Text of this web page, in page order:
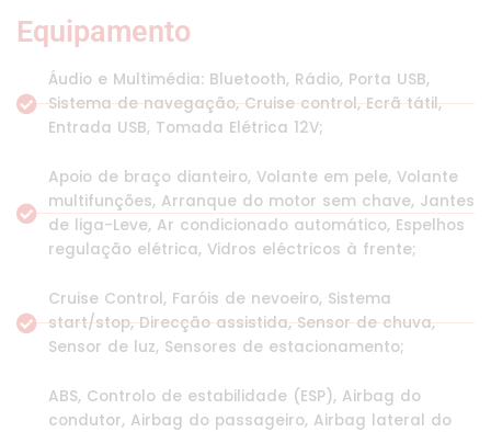
Equipamento
Áudio e Multimédia: Bluetooth, Rádio, Porta USB,
Sistema de navegação, Cruise control, Ecrã tátil,
Entrada USB, Tomada Elétrica 12V;
Apoio de braço dianteiro, Volante em pele, Volante
multifunções, Arranque do motor sem chave, Jantes
de liga-Leve, Ar condicionado automático, Espelhos
regulação elétrica, Vidros eléctricos à frente;
Cruise Control, Faróis de nevoeiro, Sistema
start/stop, Direcção assistida, Sensor de chuva,
Sensor de luz, Sensores de estacionamento;
ABS, Controlo de estabilidade (ESP), Airbag do
condutor, Airbag do passageiro, Airbag lateral do